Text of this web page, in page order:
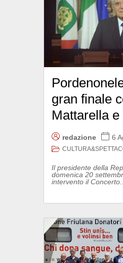
gran finale
Mattarella e
redazione 6
Il presidente della
domenica 20
intervento il Concerto...